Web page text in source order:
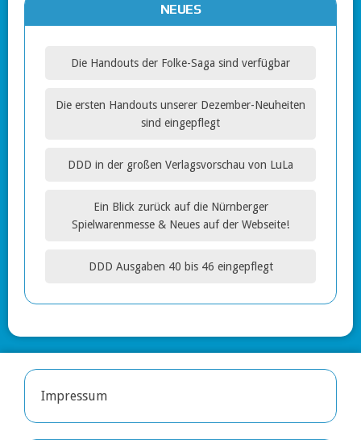
NEUES
Die Handouts der Folke-Saga sind verfügbar
Die ersten Handouts unserer Dezember-Neuheiten
sind eingepflegt
DDD in der großen Verlagsvorschau von LuLa
Ein Blick zurück auf die Nürnberger
Spielwarenmesse & Neues auf der Webseite!
DDD Ausgaben 40 bis 46 eingepflegt
Impressum